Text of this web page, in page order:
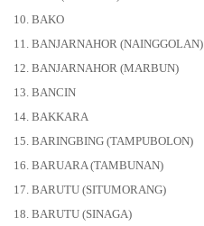
10. BAKO
11. BANJARNAHOR (NAINGGOLAN)
12. BANJARNAHOR (MARBUN)
13. BANCIN
14. BAKKARA
15. BARINGBING (TAMPUBOLON)
16. BARUARA (TAMBUNAN)
17. BARUTU (SITUMORANG)
18. BARUTU (SINAGA)